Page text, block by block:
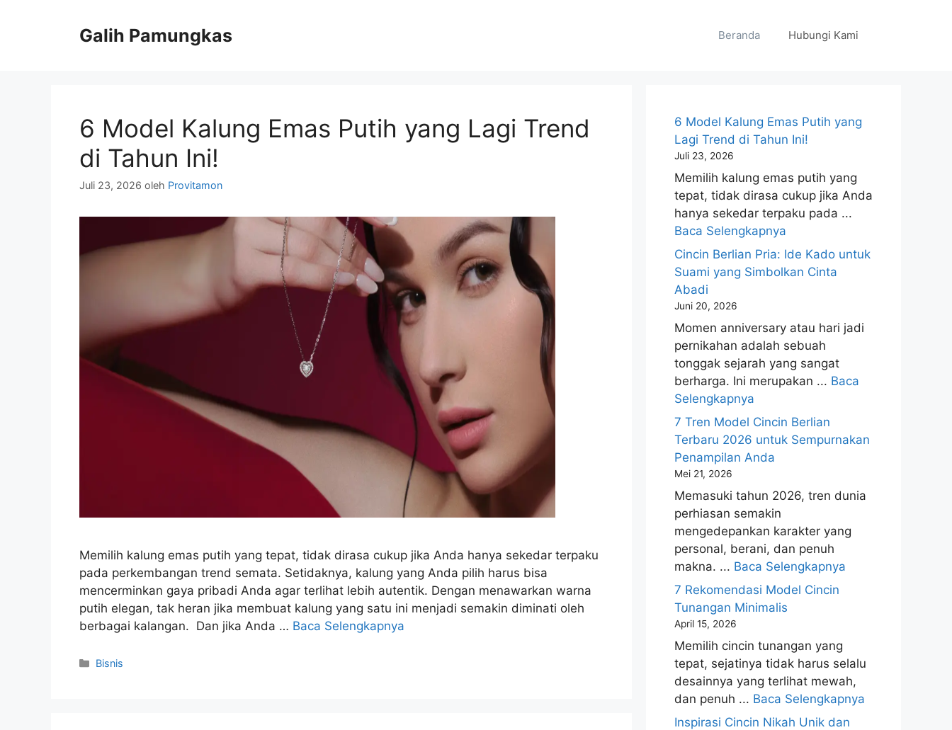
Galih Pamungkas Beranda Hubungi Kami
6 Model Kalung Emas Putih yang Lagi Trend
di Tahun Ini!
Juli 23, 2026 oleh Provitamon
Memilih kalung emas putih yang tepat, tidak dirasa cukup jika Anda hanya sekedar terpaku
pada perkembangan trend semata. Setidaknya, kalung yang Anda pilih harus bisa
mencerminkan gaya pribadi Anda agar terlihat lebih autentik. Dengan menawarkan warna
putih elegan, tak heran jika membuat kalung yang satu ini menjadi semakin diminati oleh
berbagai kalangan. Dan jika Anda … Baca Selengkapnya
Kategori
Bisnis
6 Model Kalung Emas Putih yang
Lagi Trend di Tahun Ini!
Juli 23, 2026
Memilih kalung emas putih yang
tepat, tidak dirasa cukup jika Anda
hanya sekedar terpaku pada ...
Baca Selengkapnya
Cincin Berlian Pria: Ide Kado untuk
Suami yang Simbolkan Cinta
Abadi
Juni 20, 2026
Momen anniversary atau hari jadi
pernikahan adalah sebuah
tonggak sejarah yang sangat
berharga. Ini merupakan ... Baca
Selengkapnya
7 Tren Model Cincin Berlian
Terbaru 2026 untuk Sempurnakan
Penampilan Anda
Mei 21, 2026
Memasuki tahun 2026, tren dunia
perhiasan semakin
mengedepankan karakter yang
personal, berani, dan penuh
makna. ... Baca Selengkapnya
7 Rekomendasi Model Cincin
Tunangan Minimalis
April 15, 2026
Memilih cincin tunangan yang
tepat, sejatinya tidak harus selalu
desainnya yang terlihat mewah,
dan penuh ... Baca Selengkapnya
Inspirasi Cincin Nikah Unik dan